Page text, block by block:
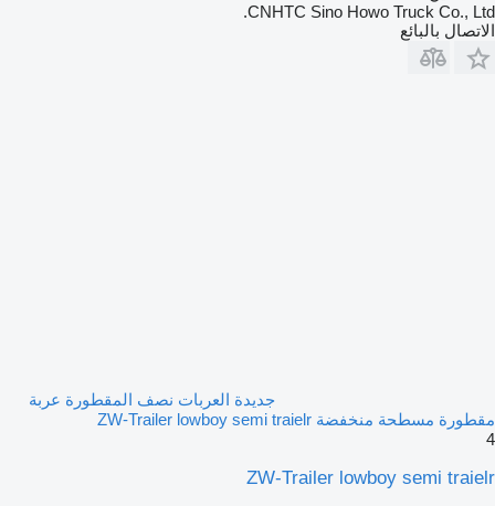
CNHTC Sino Howo Truck Co., Ltd.
الاتصال بالبائع
جديدة العربات نصف المقطورة عربة
مقطورة مسطحة منخفضة ZW-Trailer lowboy semi traielr
4
ZW-Trailer lowboy semi traielr